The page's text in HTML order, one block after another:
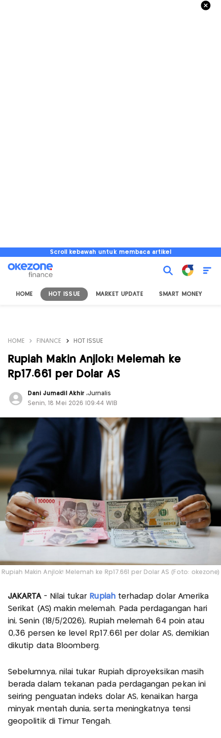
Scroll kebawah untuk membaca artikel
HOME HOT ISSUE MARKET UPDATE SMART MONEY
HOME FINANCE HOT ISSUE
Rupiah Makin Anjlok! Melemah ke
Rp17.661 per Dolar AS
Dani Jumadil Akhir ,Jurnalis
Senin, 18 Mei 2026 |09:44 WIB
Rupiah Makin Anjlok! Melemah ke Rp17.661 per Dolar AS (Foto: okezone)
JAKARTA - Nilai tukar Rupiahterhadap dolar Amerika
Serikat (AS) makin melemah. Pada perdagangan hari
ini, Senin (18/5/2026), Rupiah melemah 64 poin atau
0,36 persen ke level Rp17.661 per dolar AS, demikian
dikutip data Bloomberg.
Sebelumnya, nilai tukar Rupiah diproyeksikan masih
berada dalam tekanan pada perdagangan pekan ini
seiring penguatan indeks dolar AS, kenaikan harga
minyak mentah dunia, serta meningkatnya tensi
geopolitik di Timur Tengah.